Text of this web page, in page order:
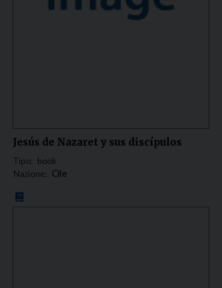
Jesús de Nazaret y sus discípulos
Tipo: book
Nazione: Cile